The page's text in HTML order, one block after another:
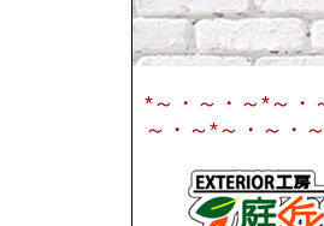
*～・～・～*～・
～・～*～・～・